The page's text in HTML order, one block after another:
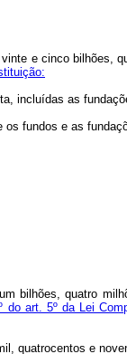
e cinco bilhões,
incluídas as
os fundos e as
bilhões, quatro
do art. 5º da Lei
quatrocentos e